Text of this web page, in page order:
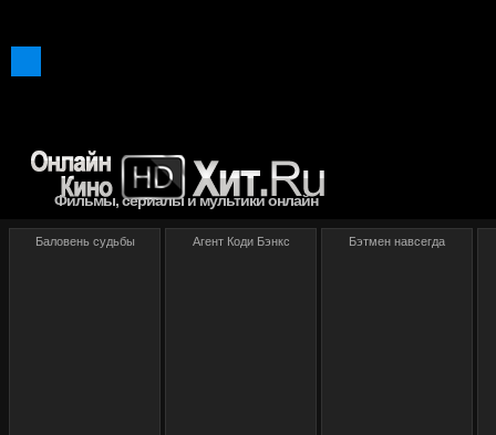
Фильмы, сериалы и мультики онлайн
Баловень судьбы Агент Коди Бэнкс Бэтмен навсегда